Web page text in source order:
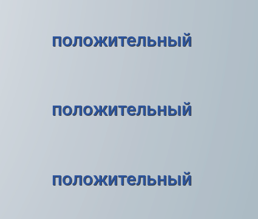
положительный
положительный
положительный